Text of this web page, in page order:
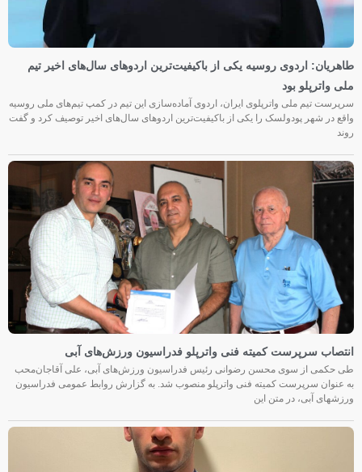
طاهریان: اردوی روسیه یکی از باکیفیت‌ترین اردوهای سال‌های اخیر تیم
ملی واترپلو بود
سرپرست تیم ملی واترپلوی ایران، اردوی آماده‌سازی این تیم در کمپ تیم‌های ملی روسیه
واقع در شهر پودولسک را یکی از باکیفیت‌ترین اردوهای سال‌های اخیر توصیف کرد و گفت
روند
انتصاب سرپرست کمیته فنی واترپلو فدراسیون ورزش‌های آبی
طی حکمی از سوی محسن رضوانی رئیس فدراسیون ورزش‌های آبی، علی آقاجان‌محب
به عنوان سرپرست کمیته فنی واترپلو منصوب شد. به گزارش روابط عمومی فدراسیون
ورزشهای آبی، در متن این